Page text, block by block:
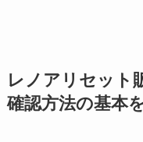
レノアリセット
確認方法の基本